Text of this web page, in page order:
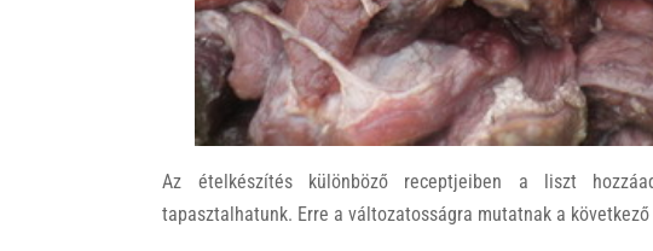
Az ételkészítés különböző receptjeiben a liszt
tapasztalhatunk. Erre a változatosságra mutatnak a